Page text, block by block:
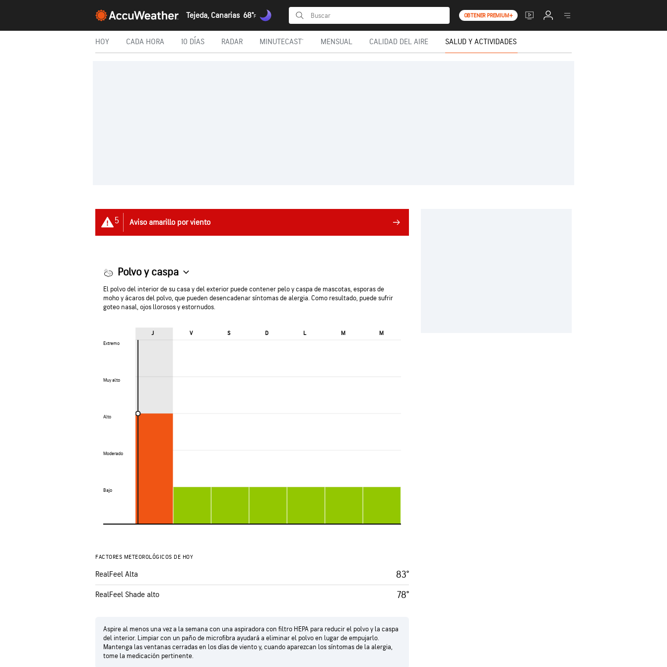
Tejeda, Canarias 68°F OBTENER PREMIUM+
HOY CADA HORA 10 DÍAS RADAR MINUTECAST® MENSUAL CALIDAD DEL AIRE SALUD Y ACTIVIDADES
5 Aviso amarillo por viento
Polvo y caspa
El polvo del interior de su casa y del exterior puede contener pelo y caspa de mascotas, esporas de
moho y ácaros del polvo, que pueden desencadenar síntomas de alergia. Como resultado, puede sufrir
goteo nasal, ojos llorosos y estornudos.
Extremo
Muy alto
Alto
Moderado
Bajo
J V S D L M M
Extremo
Muy alto
Alto
Moderado
Bajo
FACTORES METEOROLÓGICOS DE HOY
RealFeel Alta 83°
RealFeel Shade alto 78°
Aspire al menos una vez a la semana con una aspiradora con filtro HEPA para reducir el polvo y la caspa
del interior. Limpiar con un paño de microfibra ayudará a eliminar el polvo en lugar de empujarlo.
Mantenga las ventanas cerradas en los días de viento y, cuando aparezcan los síntomas de la alergia,
tome la medicación pertinente.